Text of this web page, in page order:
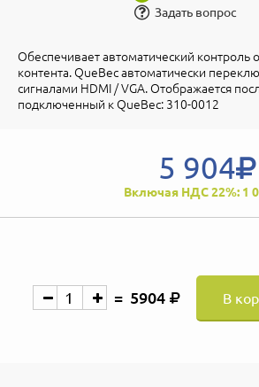
Задать вопрос
Обеспечивает автоматический
контента. QueBec автоматически
сигналами HDMI / VGA. Отображается
подключенный к QueBec: 310-0012
5 904
Включая НДС 22%: 1
5904 В